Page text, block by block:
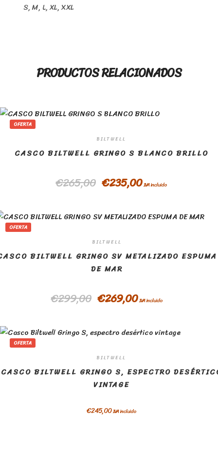
S, M, L, XL, XXL
PRODUCTOS RELACIONADOS
OFERTA
BILTWELL
CASCO BILTWELL GRINGO S BLANCO BRILLO
€265,00 €235,00IVA incluido
OFERTA
BILTWELL
BILTWELL GRINGO SV METALIZADO ESPUMA
DE MAR
€299,00 €269,00IVA incluido
OFERTA
BILTWELL
CASCO BILTWELL GRINGO S, ESPECTRO
VINTAGE
€245,00IVA incluido